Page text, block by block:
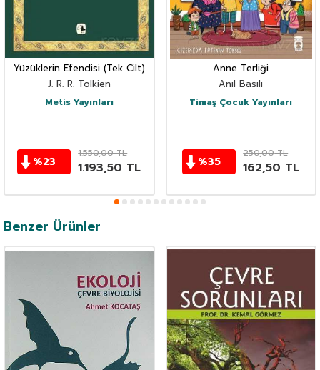
Yüzüklerin Efendisi (Tek Cilt)
J. R. R. Tolkien
Metis Yayınları
%23
1.550,00TL
1.193,50 TL
Anne Terliği
Anıl Basılı
Timaş Çocuk Yayınları
%35
250,00TL
162,50 TL
Benzer Ürünler